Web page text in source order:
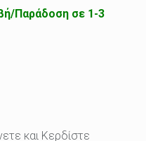
Παράδοση σε 1-3
και Κερδίστε